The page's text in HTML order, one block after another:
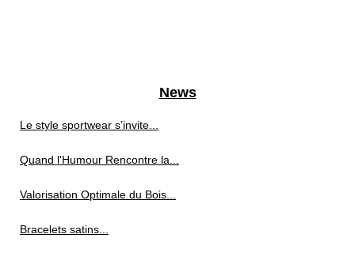
News
Le style sportwear s’invite...
Quand l'Humour Rencontre la...
Valorisation Optimale du Bois...
Bracelets satins...